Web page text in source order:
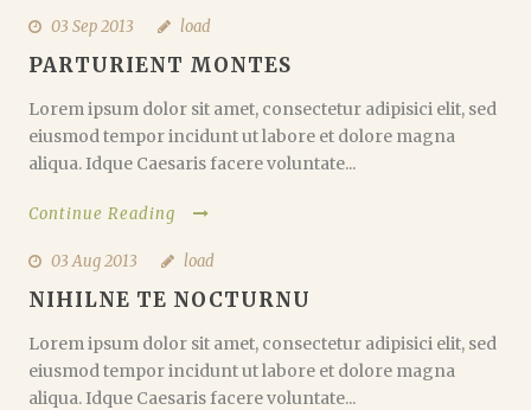
03 Sep 2013 load
PARTURIENT MONTES
Lorem ipsum dolor sit amet, consectetur adipisici elit, sed
eiusmod tempor incidunt ut labore et dolore magna
aliqua. Idque Caesaris facere voluntate...
Continue Reading
03 Aug 2013 load
NIHILNE TE NOCTURNU
Lorem ipsum dolor sit amet, consectetur adipisici elit, sed
eiusmod tempor incidunt ut labore et dolore magna
aliqua. Idque Caesaris facere voluntate...